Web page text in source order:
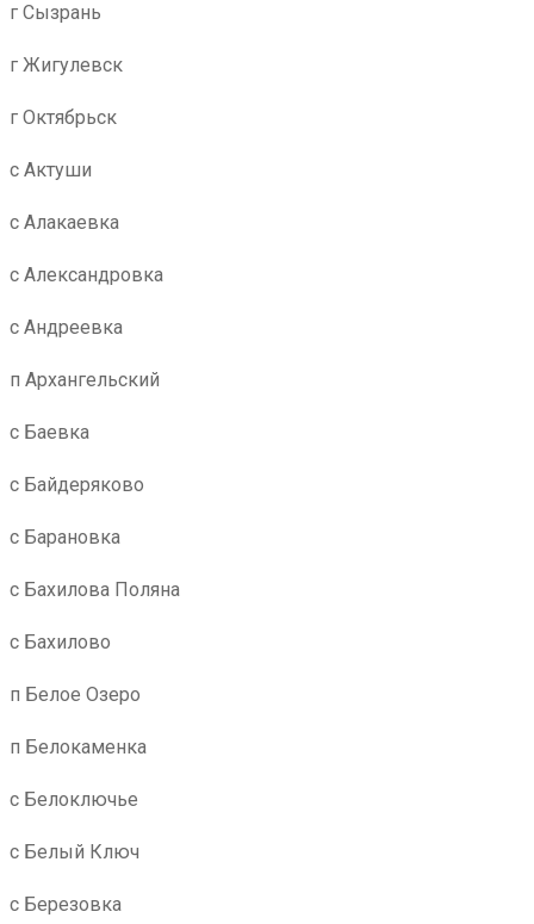
г Сызрань
г Жигулевск
г Октябрьск
с Актуши
с Алакаевка
с Александровка
с Андреевка
п Архангельский
с Баевка
с Байдеряково
с Барановка
с Бахилова Поляна
с Бахилово
п Белое Озеро
п Белокаменка
с Белоключье
с Белый Ключ
с Березовка